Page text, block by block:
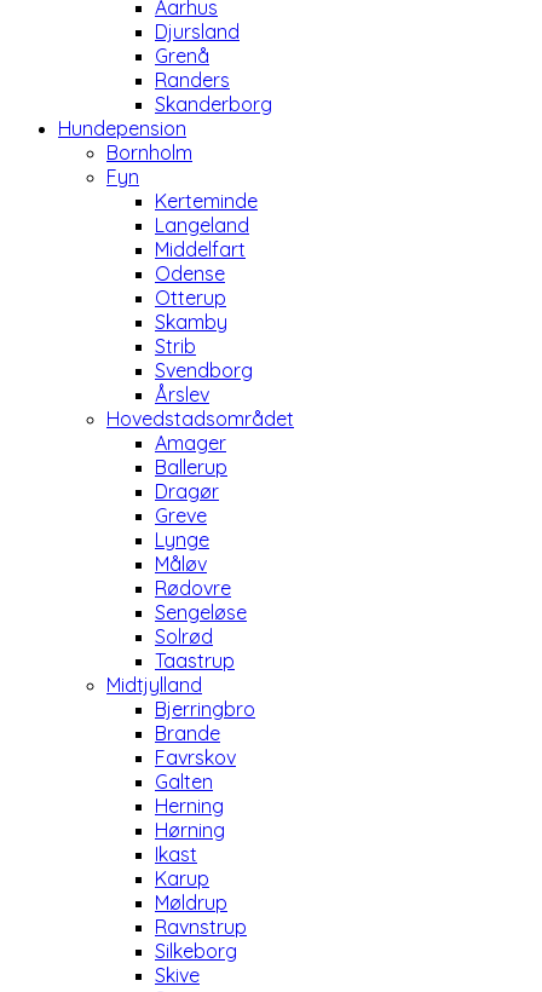
Aarhus
Djursland
Grenå
Randers
Skanderborg
Hundepension
Bornholm
Fyn
Kerteminde
Langeland
Middelfart
Odense
Otterup
Skamby
Strib
Svendborg
Årslev
Hovedstadsområdet
Amager
Ballerup
Dragør
Greve
Lynge
Måløv
Rødovre
Sengeløse
Solrød
Taastrup
Midtjylland
Bjerringbro
Brande
Favrskov
Galten
Herning
Hørning
Ikast
Karup
Møldrup
Ravnstrup
Silkeborg
Skive